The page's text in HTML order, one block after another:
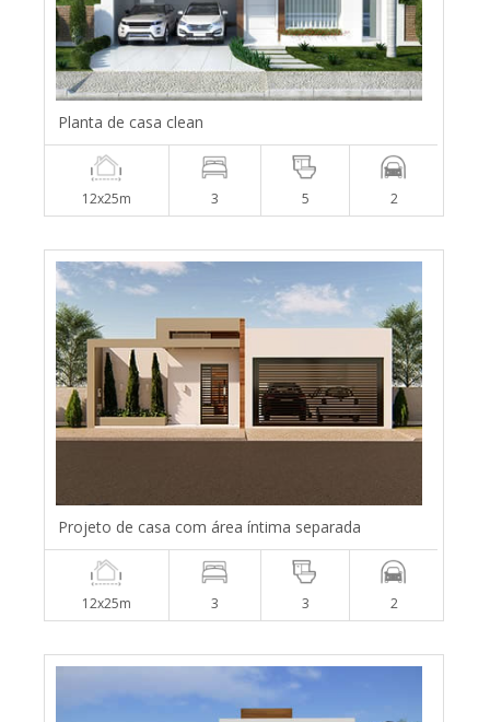
Planta de casa clean
12x25m 3 5 2
Projeto de casa com área íntima separada
12x25m 3 3 2